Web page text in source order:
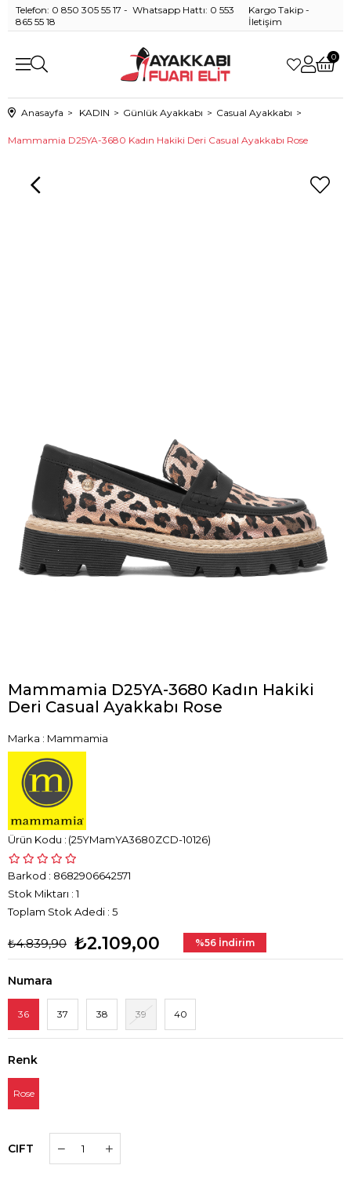
Telefon: 0 850 305 55 17 - Whatsapp Hattı: 0 553
865 55 18
Kargo Takip -
İletişim
0
Anasayfa KADIN Günlük Ayakkabı Casual Ayakkabı
Mammamia D25YA-3680 Kadın Hakiki Deri Casual Ayakkabı Rose
Mammamia D25YA-3680 Kadın Hakiki
Deri Casual Ayakkabı Rose
Marka : Mammamia
(25YMamYA3680ZCD-10126)
Barkod : 8682906642571
Stok Miktarı : 1
Toplam Stok Adedi : 5
₺4.839,90 ₺2.109,00 %56 İndirim
Numara
36 37 38 39 40
Renk
Rose
CIFT